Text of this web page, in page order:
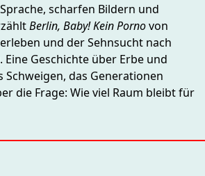
scharfen Bildern und
Berlin, Baby! Kein Pornovon
und der Sehnsucht nach
Geschichte über Erbe und
Schweigen, das Generationen
die Frage: Wie viel Raum bleibt für